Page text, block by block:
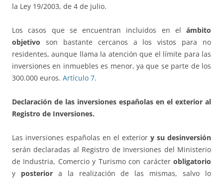
la Ley 19/2003, de 4 de julio.
Los casos que se encuentran incluidos en el ámbito
objetivo son bastante cercanos a los vistos para no
residentes, aunque llama la atención que el límite para las
inversiones en inmuebles es menor, ya que se parte de los
300.000 euros. Artículo 7.
Declaración de las inversiones españolas en el exterior al
Registro de Inversiones.
Las inversiones españolas en el exterior y su desinversión
serán declaradas al Registro de Inversiones del Ministerio
de Industria, Comercio y Turismo con carácter obligatorio
y posteriora la realización de las mismas, salvo lo